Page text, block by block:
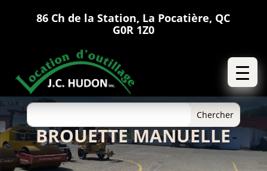
86 Ch de la Station, La Pocatière, QC
G0R 1Z0
BROUETTE MANUELLE